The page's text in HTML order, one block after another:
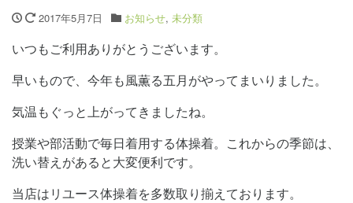
2017年5月7日 お知らせ, 未分類
いつもご利用ありがとうございます。
早いもので、今年も風薫る五月がやってまいりました。
気温もぐっと上がってきましたね。
授業や部活動で毎日着用する体操着。これからの季節は、
洗い替えがあると大変便利です。
当店はリユース体操着を多数取り揃えております。